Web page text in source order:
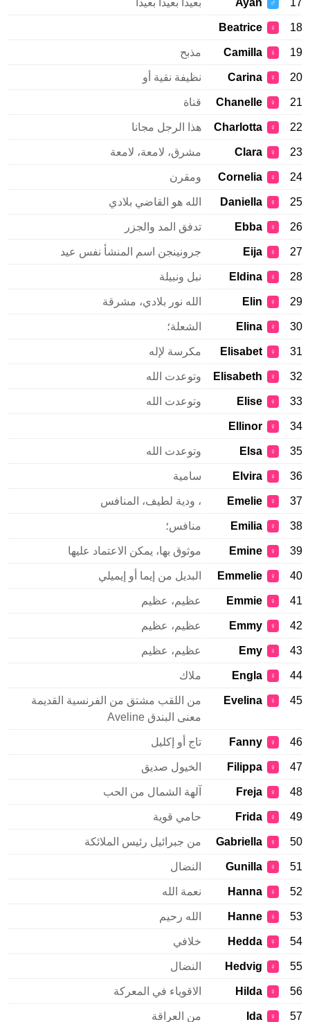
17
♂
Ayan بعيدا بعيدا بعيدا
18
♀
Beatrice
19
♀
Camilla مذبح
20
♀
Carina نظيفة نقية أو
21
♀
Chanelle قناة
22
♀
Charlotta هذا الرجل مجانا
23
♀
Clara مشرق، لامعة، لامعة
24
♀
Cornelia ومقرن
25
♀
Daniella الله هو القاضي بلادي
26
♀
Ebba تدفق المد والجزر
27
♀
Eija جرونينجن اسم المنشأ نفس عيد
28
♀
Eldina نبل ونبيلة
29
♀
Elin الله نور بلادي، مشرقة
30
♀
Elina الشعلة؛
31
♀
Elisabet مكرسة لإله
32
♀
Elisabeth وتوعدت الله
33
♀
Elise وتوعدت الله
34
♀
Ellinor
35
♀
Elsa وتوعدت الله
36
♀
Elvira سامية
37
♀
Emelie ، ودية لطيف، المنافس
38
♀
Emilia منافس؛
39
♀
Emine موثوق بها، يمكن الاعتماد عليها
40
♀
Emmelie البديل من إيما أو إيميلي
41
♀
Emmie عظيم، عظيم
42
♀
Emmy عظيم، عظيم
43
♀
Emy عظيم، عظيم
44
♀
Engla ملاك
45
♀
Evelina
من اللقب مشتق من الفرنسية القديمة
معنى البندق Aveline
46
♀
Fanny تاج أو إكليل
47
♀
Filippa الخيول صديق
48
♀
Freja آلهة الشمال من الحب
49
♀
Frida حامي قوية
50
♀
Gabriella من جبرائيل رئيس الملائكة
51
♀
Gunilla النضال
52
♀
Hanna نعمة الله
53
♀
Hanne الله رحيم
54
♀
Hedda خلافي
55
♀
Hedvig النضال
56
♀
Hilda الاقوياء في المعركة
57
♀
Ida من العراقة